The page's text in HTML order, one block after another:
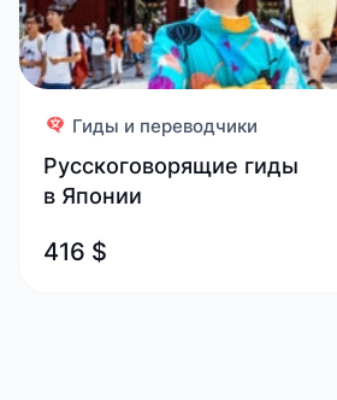
Гиды и переводчики
Русскоговорящие гиды
в Японии
416 $